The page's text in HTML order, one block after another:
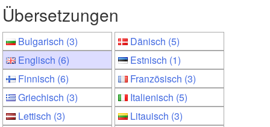
Übersetzungen
Bulgarisch (3)
Dänisch (5)
Englisch (6)
Estnisch (1)
Finnisch (6)
Französisch (3)
Griechisch (3)
Italienisch (5)
Lettisch (3)
Litauisch (3)